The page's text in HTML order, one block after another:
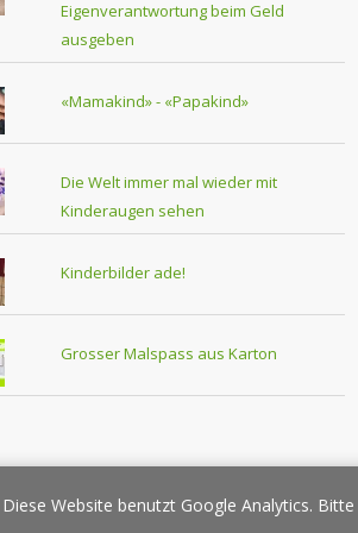
Eigenverantwortung beim Geld
ausgeben
«Mamakind» - «Papakind»
Die Welt immer mal wieder mit
Kinderaugen sehen
Kinderbilder ade!
Grosser Malspass aus Karton
Über Elternplanet
Diese Website benutzt Google Analytics.